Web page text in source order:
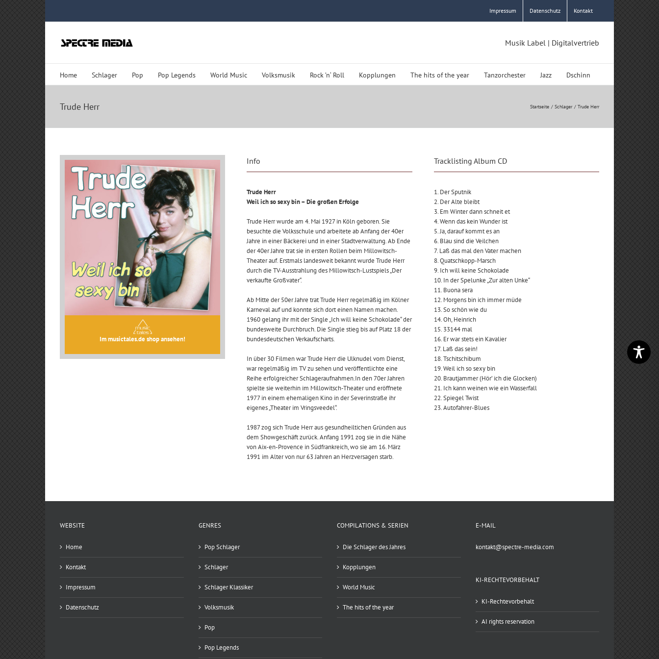
Impressum Datenschutz Kontakt
Musik Label | Digitalvertrieb
Home Schlager Pop Pop Legends World Music Volksmusik Rock ’n‘ Roll Kopplungen The hits of the year Tanzorchester Jazz Dschinn
Trude Herr Startseite Schlager Trude Herr
Im musictales.de shop ansehen!
Info
Trude Herr
Weil ich so sexy bin – Die großen Erfolge
Trude Herr wurde am 4. Mai 1927 in Köln geboren. Sie
besuchte die Volksschule und arbeitete ab Anfang der 40er
Jahre in einer Bäckerei und in einer Stadtverwaltung. Ab Ende
der 40er Jahre trat sie in ersten Rollen beim Millowitsch-
Theater auf. Erstmals landesweit bekannt wurde Trude Herr
durch die TV-Ausstrahlung des Millowitsch-Lustspiels „Der
verkaufte Großvater“.
Ab Mitte der 50er Jahre trat Trude Herr regelmäßig im Kölner
Karneval auf und konnte sich dort einen Namen machen.
1960 gelang ihr mit der Single „Ich will keine Schokolade“ der
bundesweite Durchbruch. Die Single stieg bis auf Platz 18 der
bundesdeutschen Verkaufscharts.
In über 30 Filmen war Trude Herr die Ulknudel vom Dienst,
war regelmäßig im TV zu sehen und veröffentlichte eine
Reihe erfolgreicher Schlageraufnahmen.In den 70er Jahren
spielte sie weiterhin im Millowitsch-Theater und eröffnete
1977 in einem ehemaligen Kino in der Severinstraße ihr
eigenes „Theater im Vringsveedel“.
1987 zog sich Trude Herr aus gesundheiltichen Gründen aus
dem Showgeschäft zurück. Anfang 1991 zog sie in die Nähe
von Aix-en-Provence in Südfrankreich, wo sie am 16. März
1991 im Alter von nur 63 Jahren an Herzversagen starb.
Tracklisting Album CD
1. Der Sputnik
2. Der Alte bleibt
3. Em Winter dann schneit et
4. Wenn das kein Wunder ist
5. Ja, darauf kommt es an
6. Blau sind die Veilchen
7. Laß das mal den Vater machen
8. Quatschkopp-Marsch
9. Ich will keine Schokolade
10. In der Spelunke „Zur alten Unke“
11. Buona sera
12. Morgens bin ich immer müde
13. So schön wie du
14. Oh, Heinrich
15. 33144 mal
16. Er war stets ein Kavalier
17. Laß das sein!
18. Tschitschibum
19. Weil ich so sexy bin
20. Brautjammer (Hör’ ich die Glocken)
21. Ich kann weinen wie ein Wasserfall
22. Spiegel Twist
23. Autofahrer-Blues
WEBSITE
Home
Kontakt
Impressum
Datenschutz
GENRES
Pop Schlager
Schlager
Schlager Klassiker
Volksmusik
Pop
Pop Legends
COMPILATIONS & SERIEN
Die Schlager des Jahres
Kopplungen
World Music
The hits of the year
E-MAIL
kontakt@spectre-media.com
KI-RECHTEVORBEHALT
KI-Rechtevorbehalt
AI rights reservation